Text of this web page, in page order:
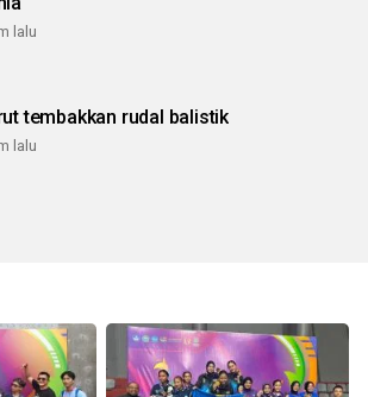
lalu
tembakkan rudal balistik
lalu